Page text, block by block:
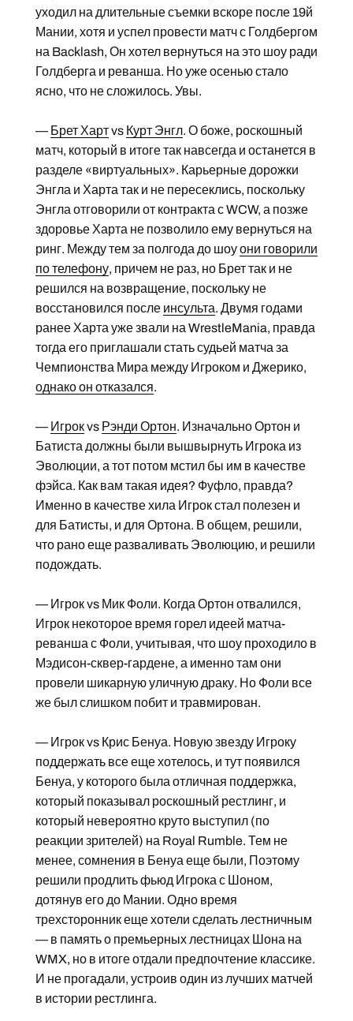
уходил на длительные съемки вскоре после 19й
Мании, хотя и успел провести матч с Голдбергом
на Backlash, Он хотел вернуться на это шоу ради
Голдберга и реванша. Но уже осенью стало
ясно, что не сложилось. Увы.
— Брет Хартvs Курт Энгл. О боже, роскошный
матч, который в итоге так навсегда и останется в
разделе «виртуальных». Карьерные дорожки
Энгла и Харта так и не пересеклись, поскольку
Энгла отговорили от контракта с WCW, а позже
здоровье Харта не позволило ему вернуться на
ринг. Между тем за полгода до шоуони говорили
по телефону, причем не раз, но Брет так и не
решился на возвращение, поскольку не
восстановился после инсульта. Двумя годами
ранее Харта уже звали на WrestleMania, правда
тогда его приглашали стать судьей матча за
Чемпионства Мира между Игроком и Джерико,
однако он отказался.
— Игрокvs Рэнди Ортон. Изначально Ортон и
Батиста должны были вышвырнуть Игрока из
Эволюции, а тот потом мстил бы им в качестве
фэйса. Как вам такая идея? Фуфло, правда?
Именно в качестве хила Игрок стал полезен и
для Батисты, и для Ортона. В общем, решили,
что рано еще разваливать Эволюцию, и решили
подождать.
— Игрок vs Мик Фоли. Когда Ортон отвалился,
Игрок некоторое время горел идеей матча-
реванша с Фоли, учитывая, что шоу проходило в
Мэдисон-сквер-гардене, а именно там они
провели шикарную уличную драку. Но Фоли все
же был слишком побит и травмирован.
— Игрок vs Крис Бенуа. Новую звезду Игроку
поддержать все еще хотелось, и тут появился
Бенуа, у которого была отличная поддержка,
который показывал роскошный рестлинг, и
который невероятно круто выступил (по
реакции зрителей) на Royal Rumble. Тем не
менее, сомнения в Бенуа еще были, Поэтому
решили продлить фьюд Игрока с Шоном,
дотянув его до Мании. Одно время
трехсторонник еще хотели сделать лестничным
— в память о премьерных лестницах Шона на
WMX, но в итоге отдали предпочтение классике.
И не прогадали, устроив один из лучших матчей
в истории рестлинга.